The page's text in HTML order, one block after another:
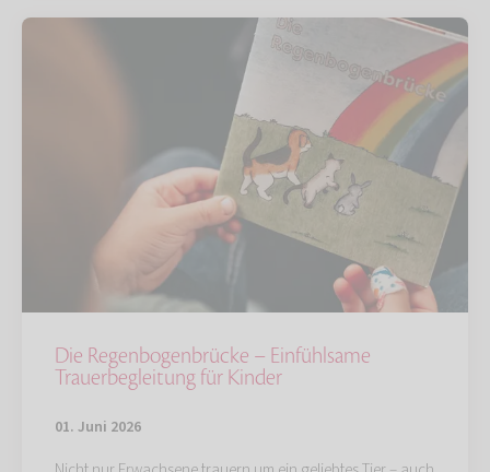
Die Regenbogenbrücke – Einfühlsame
Trauerbegleitung für Kinder
01. Juni 2026